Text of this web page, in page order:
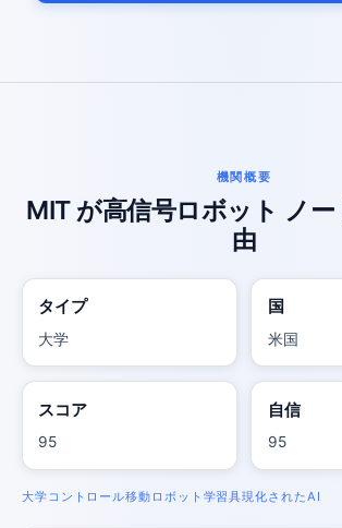
機関概要
MIT が高信号ロボット ノ
由
タイプ
大学
国
米国
スコア
95
自信
95
大学 コントロール移動 ロボット学習具現化されたAI